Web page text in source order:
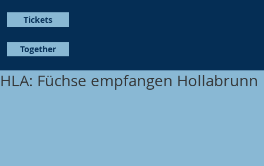
Together
Tickets
HLA: Füchse empfangen Hollabrunn